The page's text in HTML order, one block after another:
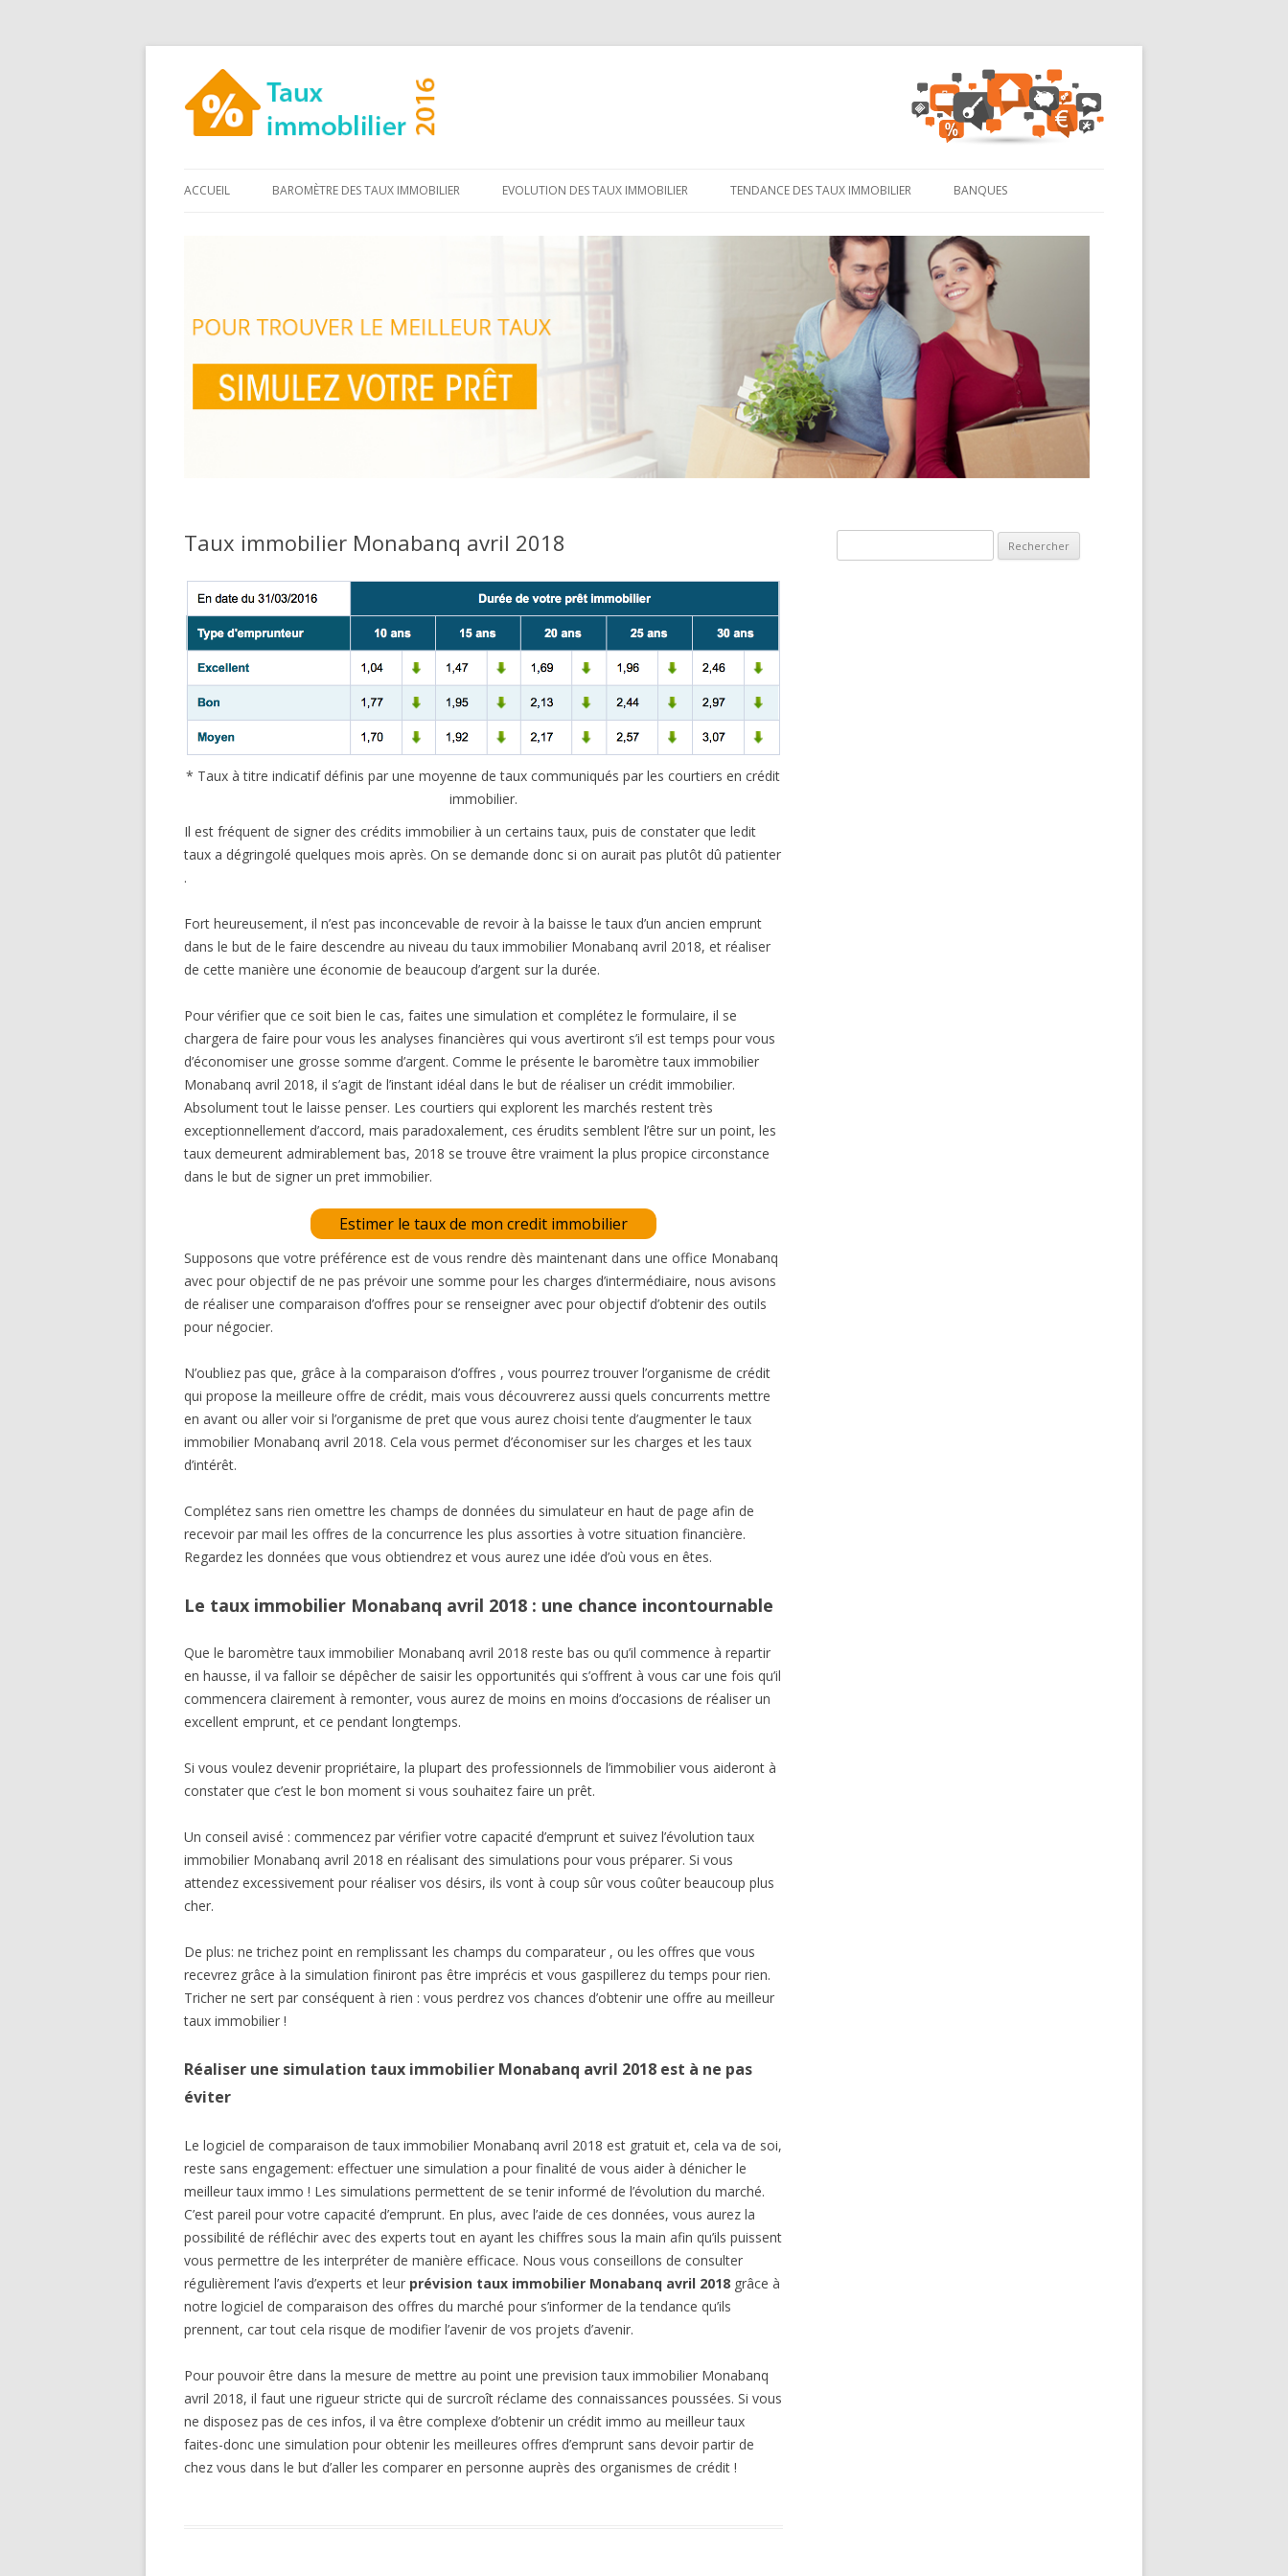
au
ACCUEIL BAROMÈTRE DES TAUX IMMOBILIER EVOLUTION DES TAUX IMMOBILIER TENDANCE DES TAUX IMMOBILIER BANQUES
Taux immobilier Monabanq avril 2018
* Taux à titre indicatif définis par une moyenne de taux communiqués par les courtiers en crédit
immobilier.
Il est fréquent de signer des crédits immobilier à un certains taux, puis de constater que ledit
taux a dégringolé quelques mois après. On se demande donc si on aurait pas plutôt dû patienter
.
Fort heureusement, il n’est pas inconcevable de revoir à la baisse le taux d’un ancien emprunt
dans le but de le faire descendre au niveau du taux immobilier Monabanq avril 2018, et réaliser
de cette manière une économie de beaucoup d’argent sur la durée.
Pour vérifier que ce soit bien le cas, faites une simulation et complétez le formulaire, il se
chargera de faire pour vous les analyses financières qui vous avertiront s’il est temps pour vous
d’économiser une grosse somme d’argent. Comme le présente le baromètre taux immobilier
Monabanq avril 2018, il s’agit de l’instant idéal dans le but de réaliser un crédit immobilier.
Absolument tout le laisse penser. Les courtiers qui explorent les marchés restent très
exceptionnellement d’accord, mais paradoxalement, ces érudits semblent l’être sur un point, les
taux demeurent admirablement bas, 2018 se trouve être vraiment la plus propice circonstance
dans le but de signer un pret immobilier.
Estimer le taux de mon credit immobilier
Supposons que votre préférence est de vous rendre dès maintenant dans une office Monabanq
avec pour objectif de ne pas prévoir une somme pour les charges d’intermédiaire, nous avisons
de réaliser une comparaison d’offres pour se renseigner avec pour objectif d’obtenir des outils
pour négocier.
N’oubliez pas que, grâce à la comparaison d’offres , vous pourrez trouver l’organisme de crédit
qui propose la meilleure offre de crédit, mais vous découvrerez aussi quels concurrents mettre
en avant ou aller voir si l’organisme de pret que vous aurez choisi tente d’augmenter le taux
immobilier Monabanq avril 2018. Cela vous permet d’économiser sur les charges et les taux
d’intérêt.
Complétez sans rien omettre les champs de données du simulateur en haut de page afin de
recevoir par mail les offres de la concurrence les plus assorties à votre situation financière.
Regardez les données que vous obtiendrez et vous aurez une idée d’où vous en êtes.
Le taux immobilier Monabanq avril 2018 : une chance incontournable
Que le baromètre taux immobilier Monabanq avril 2018 reste bas ou qu’il commence à repartir
en hausse, il va falloir se dépêcher de saisir les opportunités qui s’offrent à vous car une fois qu’il
commencera clairement à remonter, vous aurez de moins en moins d’occasions de réaliser un
excellent emprunt, et ce pendant longtemps.
Si vous voulez devenir propriétaire, la plupart des professionnels de l’immobilier vous aideront à
constater que c’est le bon moment si vous souhaitez faire un prêt.
Un conseil avisé : commencez par vérifier votre capacité d’emprunt et suivez l’évolution taux
immobilier Monabanq avril 2018 en réalisant des simulations pour vous préparer. Si vous
attendez excessivement pour réaliser vos désirs, ils vont à coup sûr vous coûter beaucoup plus
cher.
De plus: ne trichez point en remplissant les champs du comparateur , ou les offres que vous
recevrez grâce à la simulation finiront pas être imprécis et vous gaspillerez du temps pour rien.
Tricher ne sert par conséquent à rien : vous perdrez vos chances d’obtenir une offre au meilleur
taux immobilier !
Réaliser une simulation taux immobilier Monabanq avril 2018 est à ne pas
éviter
Le logiciel de comparaison de taux immobilier Monabanq avril 2018 est gratuit et, cela va de soi,
reste sans engagement: effectuer une simulation a pour finalité de vous aider à dénicher le
meilleur taux immo ! Les simulations permettent de se tenir informé de l’évolution du marché.
C’est pareil pour votre capacité d’emprunt. En plus, avec l’aide de ces données, vous aurez la
possibilité de réfléchir avec des experts tout en ayant les chiffres sous la main afin qu’ils puissent
vous permettre de les interpréter de manière efficace. Nous vous conseillons de consulter
régulièrement l’avis d’experts et leur prévision taux immobilier Monabanq avril 2018 grâce à
notre logiciel de comparaison des offres du marché pour s’informer de la tendance qu’ils
prennent, car tout cela risque de modifier l’avenir de vos projets d’avenir.
Pour pouvoir être dans la mesure de mettre au point une prevision taux immobilier Monabanq
avril 2018, il faut une rigueur stricte qui de surcroît réclame des connaissances poussées. Si vous
ne disposez pas de ces infos, il va être complexe d’obtenir un crédit immo au meilleur taux
faites-donc une simulation pour obtenir les meilleures offres d’emprunt sans devoir partir de
chez vous dans le but d’aller les comparer en personne auprès des organismes de crédit !